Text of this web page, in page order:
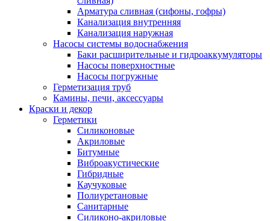
Арматура сливная (сифоны, гофры)
Канализация внутренняя
Канализация наружная
Насосы системы водоснабжения
Баки расширительные и гидроаккумуляторы
Насосы поверхностные
Насосы погружные
Герметизация труб
Камины, печи, аксессуары
Краски и декор
Герметики
Силиконовые
Акриловые
Битумные
Виброакустические
Гибридные
Каучуковые
Полиуретановые
Санитарные
Силиконо-акриловые